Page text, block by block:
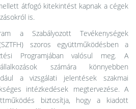
átfogó kitekintést kapnak a cégek
is.
a Szabályozott Tevékenységek
szoros együttműködésben a
Programjában valósul meg. A
számára könnyebben
a vizsgálati jelentések szakmai
intézkedések megtervezése. A
biztosítja, hogy a kiadott